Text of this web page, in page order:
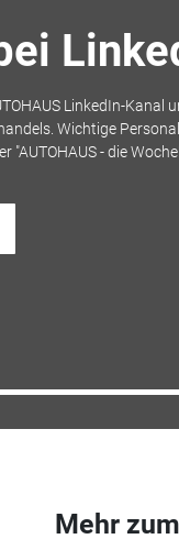
LinkedIn-Kanal
Wichtige
"AUTOHAUS - die
Mehr